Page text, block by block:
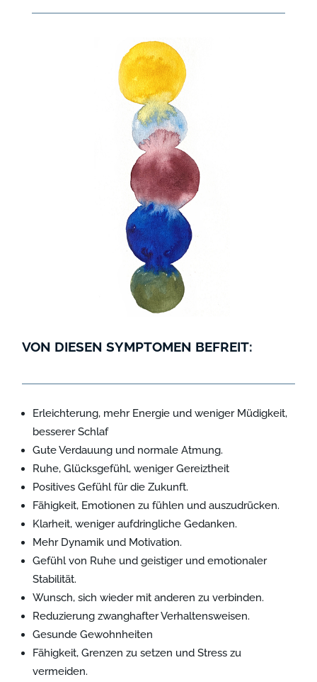
VON DIESEN SYMPTOMEN BEFREIT:
Erleichterung, mehr Energie und weniger Müdigkeit,
besserer Schlaf
Gute Verdauung und normale Atmung.
Ruhe, Glücksgefühl, weniger Gereiztheit
Positives Gefühl für die Zukunft.
Fähigkeit, Emotionen zu fühlen und auszudrücken.
Klarheit, weniger aufdringliche Gedanken.
Mehr Dynamik und Motivation.
Gefühl von Ruhe und geistiger und emotionaler
Stabilität.
Wunsch, sich wieder mit anderen zu verbinden.
Reduzierung zwanghafter Verhaltensweisen.
Gesunde Gewohnheiten
Fähigkeit, Grenzen zu setzen und Stress zu
vermeiden.